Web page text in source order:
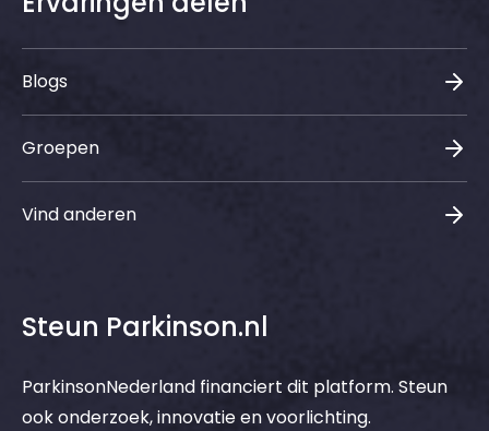
Blogs
Groepen
Vind anderen
Steun Parkinson.nl
ParkinsonNederland financiert dit platform. Steun
ook onderzoek, innovatie en voorlichting.